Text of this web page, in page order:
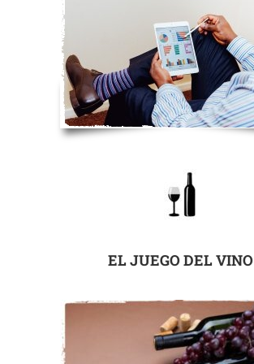
EL JUEGO DEL VINO